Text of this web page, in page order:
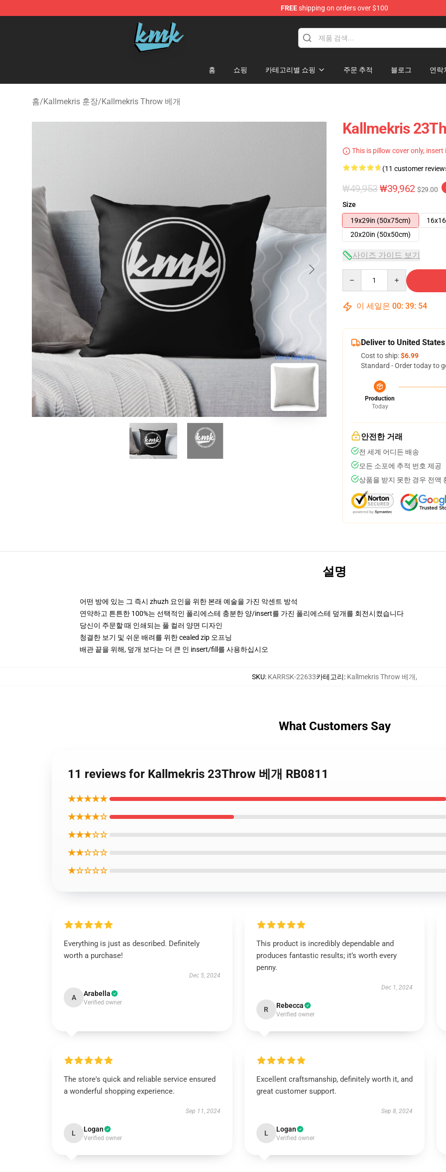
FREEshipping on orders over $100
KallMeKris Store - Official KallMeKris Merchandise Shop
홈 쇼핑 카테고리별 쇼핑 주문 추적 블로그 연락
홈/Kallmekris 훈장/Kallmekris Throw 베개
blank template
Kallmekris
This is pillow cover only,
(11 customer
₩49,953 ₩39,962 $29.00
Size
19x29in (50x75cm)
20x20in (50x50cm)
사이즈 가이드 보기
이 세일은 00: 39: 53
Deliver to United States
Cost to ship:$6.99
Standard - Order today to
Production
Today
안전한 거래
전 세계 어디든 배송
모든 소포에 추적 번호 제공
상품을 받지 못한 경우 전액
설명
어떤 방에 있는 그 즉시 zhuzh 요인을 위한 본래 예술을 가진 악센트 방석
연약하고 튼튼한 100%는 선택적인 폴리에스테 충분한 양/insert를 가진 폴리에스테 덮개를 회전시켰습니다
당신이 주문할 때 인쇄되는 풀 컬러 양면 디자인
청결한 보기 및 쉬운 배려를 위한 cealed zip 오프닝
배관 끝을 위해, 덮개 보다는 더 큰 인 insert/fill를 사용하십시오
SKU: KARRSK-22633카테고리: Kallmekris Throw 베개,
What Customers Say
11 reviews for Kallmekris 23Throw 베개 RB0811
★★★★★
★★★★☆
★★★☆☆
★★☆☆☆
★☆☆☆☆
Everything is just as described. Definitely
worth a purchase!
Dec 5, 2024
A Arabella
Verified owner
This product is incredibly dependable and
produces fantastic results; it’s worth every
penny.
Dec 1, 2024
R Rebecca
Verified owner
The store's quick and reliable service ensured
a wonderful shopping experience.
Sep 11, 2024
L Logan
Verified owner
Excellent craftsmanship, definitely worth it, and
great customer support.
Sep 8, 2024
L Logan
Verified owner